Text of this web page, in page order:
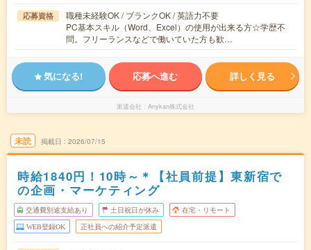
応募資格
職種未経験OK / ブランクOK / 英語力不要
PC基本スキル（Word、Excel）の使用が出来る方☆学歴不
問。フリーランスなどで働いていた方も歓…
気になる! 応募へ進む 詳しく見る
派遣会社 Anykan株式会社
未読 掲載日 2026/07/15
時給1840円！10時～＊【社員前提】東新宿で
の企画・マーケティング
交通費別途支給あり 土日祝日が休み 在宅・リモート
WEB登録OK 正社員への紹介予定派遣